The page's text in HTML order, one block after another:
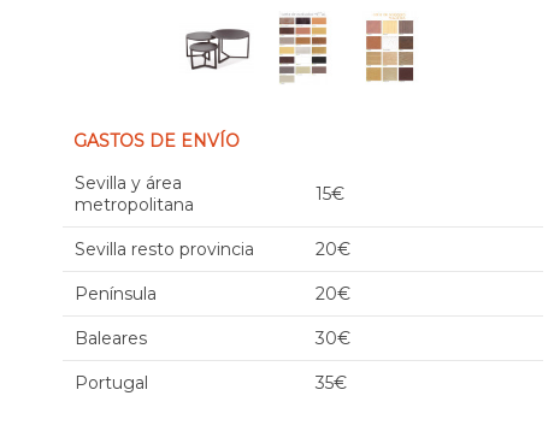
GASTOS DE ENVÍO
Sevilla y área
metropolitana
15€
Sevilla resto provincia 20€
Península 20€
Baleares 30€
Portugal 35€